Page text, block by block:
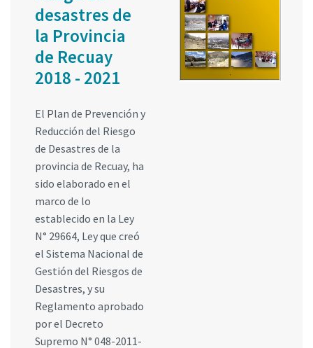
desastres de
la Provincia
de Recuay
2018 - 2021
El Plan de Prevención y
Reducción del Riesgo
de Desastres de la
provincia de Recuay, ha
sido elaborado en el
marco de lo
establecido en la Ley
N° 29664, Ley que creó
el Sistema Nacional de
Gestión del Riesgos de
Desastres, y su
Reglamento aprobado
por el Decreto
Supremo N° 048-2011-